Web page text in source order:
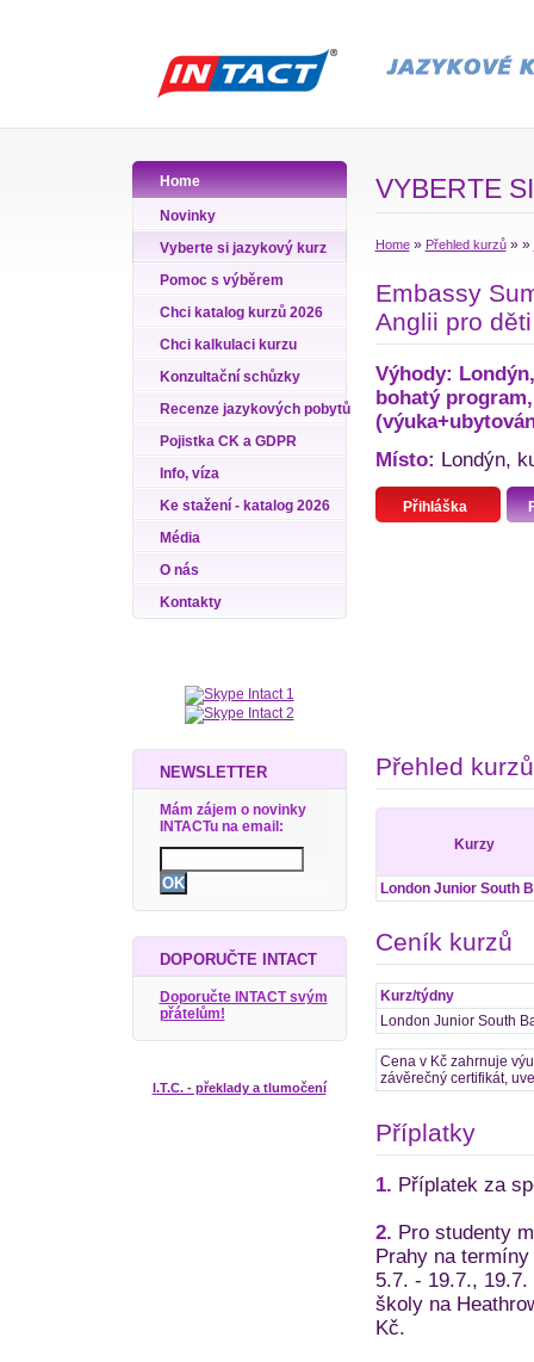
Home
Novinky
Vyberte si jazykový kurz
Pomoc s výběrem
Chci katalog kurzů 2026
Chci kalkulaci kurzu
Konzultační schůzky
Recenze jazykových pobytů
Pojistka CK a GDPR
Info, víza
Ke stažení - katalog 2026
Média
O nás
Kontakty
NEWSLETTER
Mám zájem o novinky
INTACTu na email:
DOPORUČTE INTACT
Doporučte INTACT svým
přátelům!
I.T.C. - překlady a tlumočení
VYBERTE
Home» Přehled kurzů» »
Embassy
Anglii pro
Výhody:
bohatý
Místo: Londýn,
Přihláška
Přehled kurzů
Kurzy
London Junior South
Ceník kurzů
Kurz/týdny
London Junior South
Cena v Kč zahrnuje
závěrečný certifikát,
Příplatky
1. Příplatek za
2. Pro studenty
Prahy na termíny
5.7. - 19.7.,
školy na
Kč.